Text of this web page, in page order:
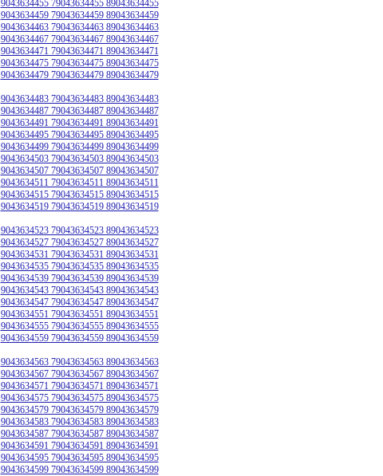
9043634455 79043634455 89043634455
9043634459 79043634459 89043634459
9043634463 79043634463 89043634463
9043634467 79043634467 89043634467
9043634471 79043634471 89043634471
9043634475 79043634475 89043634475
9043634479 79043634479 89043634479
9043634483 79043634483 89043634483
9043634487 79043634487 89043634487
9043634491 79043634491 89043634491
9043634495 79043634495 89043634495
9043634499 79043634499 89043634499
9043634503 79043634503 89043634503
9043634507 79043634507 89043634507
9043634511 79043634511 89043634511
9043634515 79043634515 89043634515
9043634519 79043634519 89043634519
9043634523 79043634523 89043634523
9043634527 79043634527 89043634527
9043634531 79043634531 89043634531
9043634535 79043634535 89043634535
9043634539 79043634539 89043634539
9043634543 79043634543 89043634543
9043634547 79043634547 89043634547
9043634551 79043634551 89043634551
9043634555 79043634555 89043634555
9043634559 79043634559 89043634559
9043634563 79043634563 89043634563
9043634567 79043634567 89043634567
9043634571 79043634571 89043634571
9043634575 79043634575 89043634575
9043634579 79043634579 89043634579
9043634583 79043634583 89043634583
9043634587 79043634587 89043634587
9043634591 79043634591 89043634591
9043634595 79043634595 89043634595
9043634599 79043634599 89043634599